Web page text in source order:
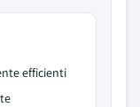
efficienti